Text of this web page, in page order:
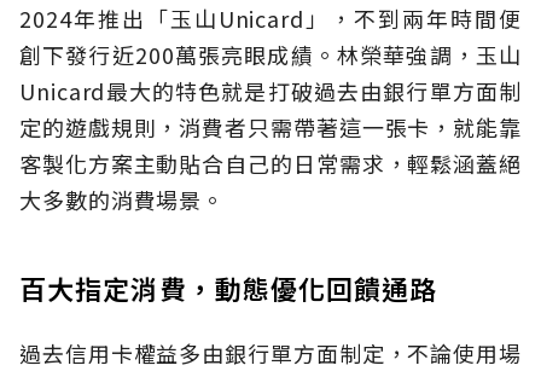
2024年推出「玉山Unicard」，不到兩年時間便
創下發行近200萬張亮眼成績。林榮華強調，玉山
Unicard最大的特色就是打破過去由銀行單方面制
定的遊戲規則，消費者只需帶著這一張卡，就能靠
客製化方案主動貼合自己的日常需求，輕鬆涵蓋絕
大多數的消費場景。
百大指定消費，動態優化回饋通路
過去信用卡權益多由銀行單方面制定，不論使用場